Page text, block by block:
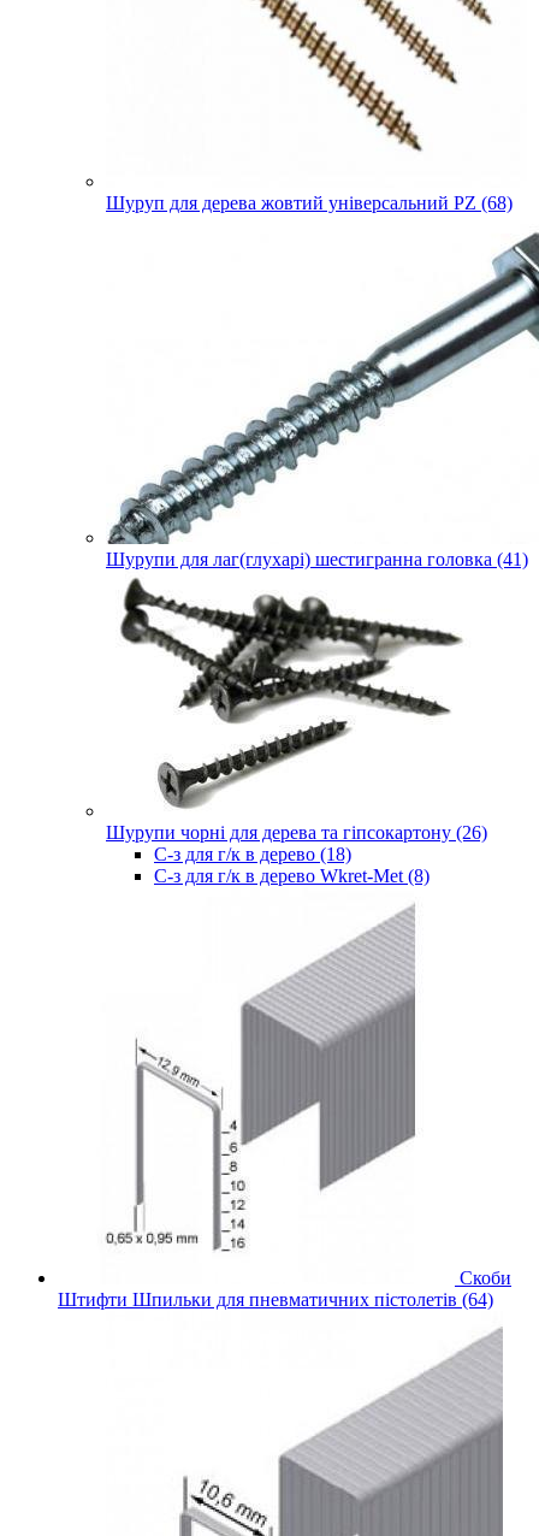
Шуруп для дерева жовтий універсальний PZ (68)
Шурупи для лаг(глухарі) шестигранна головка (41)
Шурупи чорні для дерева та гіпсокартону (26)
С-з для г/к в дерево (18)
С-з для г/к в дерево Wkret-Met (8)
Скоби
Штифти Шпильки для пневматичних пістолетів (64)